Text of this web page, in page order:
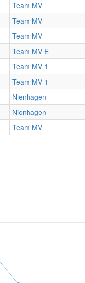
Team MV
Team MV
Team MV
Team MV E
Team MV 1
Team MV 1
Nienhagen
Nienhagen
Team MV